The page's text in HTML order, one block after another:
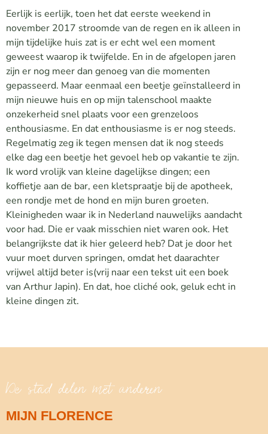
Eerlijk is eerlijk, toen het dat eerste weekend in
november 2017 stroomde van de regen en ik alleen in
mijn tijdelijke huis zat is er echt wel een moment
geweest waarop ik twijfelde. En in de afgelopen jaren
zijn er nog meer dan genoeg van die momenten
gepasseerd. Maar eenmaal een beetje geïnstalleerd in
mijn nieuwe huis en op mijn talenschool maakte
onzekerheid snel plaats voor een grenzeloos
enthousiasme. En dat enthousiasme is er nog steeds.
Regelmatig zeg ik tegen mensen dat ik nog steeds
elke dag een beetje het gevoel heb op vakantie te zijn.
Ik word vrolijk van kleine dagelijkse dingen; een
koffietje aan de bar, een kletspraatje bij de apotheek,
een rondje met de hond en mijn buren groeten.
Kleinigheden waar ik in Nederland nauwelijks aandacht
voor had. Die er vaak misschien niet waren ook. Het
belangrijkste dat ik hier geleerd heb? Dat je door het
vuur moet durven springen, omdat het daarachter
vrijwel altijd beter is(vrij naar een tekst uit een boek
van Arthur Japin). En dat, hoe cliché ook, geluk echt in
kleine dingen zit.
De stad delen met anderen
MIJN FLORENCE